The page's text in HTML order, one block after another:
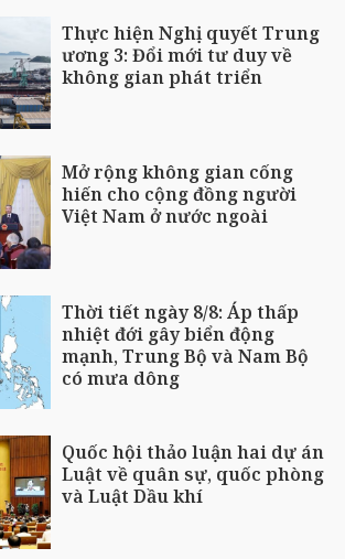
Thực hiện Nghị quyết Trung
ương 3: Đổi mới tư duy về
không gian phát triển
Mở rộng không gian cống
hiến cho cộng đồng người
Việt Nam ở nước ngoài
Thời tiết ngày 8/8: Áp thấp
nhiệt đới gây biển động
mạnh, Trung Bộ và Nam Bộ
có mưa dông
Quốc hội thảo luận hai dự án
Luật về quân sự, quốc phòng
và Luật Dầu khí